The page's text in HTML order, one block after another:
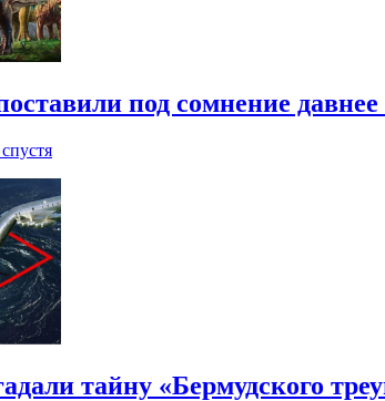
под сомнение
тайну «Бермудского